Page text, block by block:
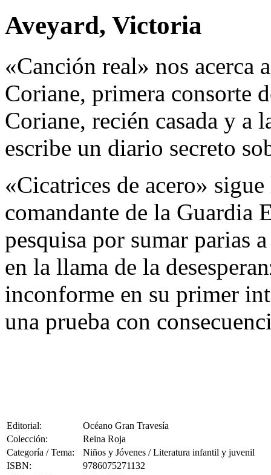
Aveyard, Victoria
«Canción real» nos acerca
Coriane, primera consorte
Coriane, recién casada y a
escribe un diario secreto
«Cicatrices de acero»
comandante de la Guardia
pesquisa por sumar parias
en la llama de la
inconforme en su primer
una prueba con
Editorial:
Océano Gran Travesía
Colección:
Reina Roja
Categoría / Tema:
Niños y Jóvenes / Literatura infantil y juvenil
ISBN:
9786075271132